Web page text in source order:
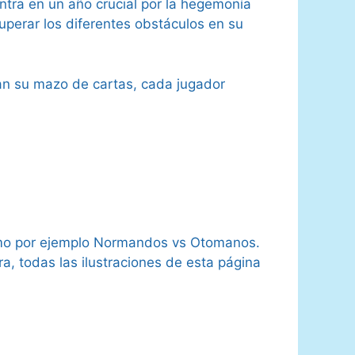
en un año crucial por la hegemonía
los diferentes obstáculos en su
su mazo de cartas, cada jugador
por ejemplo Normandos vs Otomanos.
todas las ilustraciones de esta página